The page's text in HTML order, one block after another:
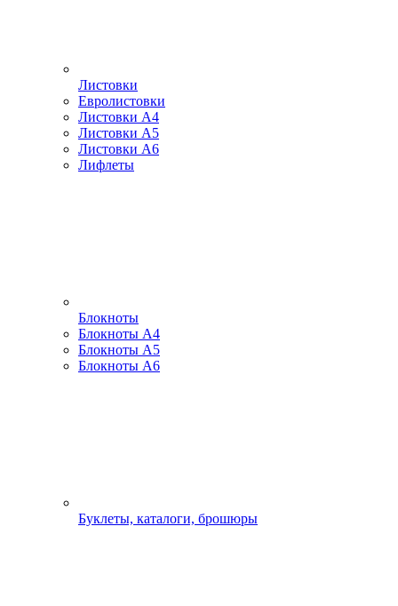
Листовки
Евролистовки
Листовки А4
Листовки А5
Листовки А6
Лифлеты
Блокноты
Блокноты А4
Блокноты А5
Блокноты А6
Буклеты, каталоги, брошюры